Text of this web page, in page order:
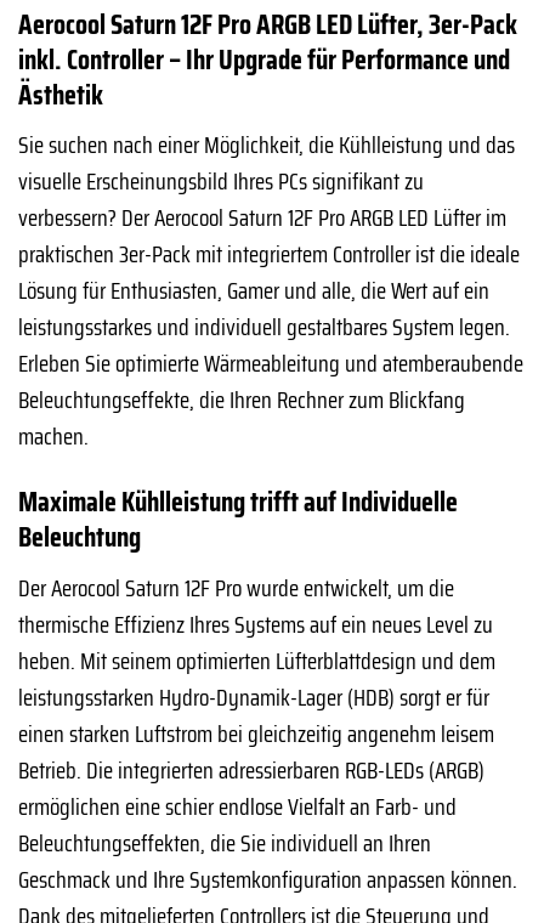
Aerocool Saturn 12F Pro ARGB LED Lüfter, 3er-Pack
inkl. Controller – Ihr Upgrade für Performance und
Ästhetik
Sie suchen nach einer Möglichkeit, die Kühlleistung und das
visuelle Erscheinungsbild Ihres PCs signifikant zu
verbessern? Der Aerocool Saturn 12F Pro ARGB LED Lüfter im
praktischen 3er-Pack mit integriertem Controller ist die ideale
Lösung für Enthusiasten, Gamer und alle, die Wert auf ein
leistungsstarkes und individuell gestaltbares System legen.
Erleben Sie optimierte Wärmeableitung und atemberaubende
Beleuchtungseffekte, die Ihren Rechner zum Blickfang
machen.
Maximale Kühlleistung trifft auf Individuelle
Beleuchtung
Der Aerocool Saturn 12F Pro wurde entwickelt, um die
thermische Effizienz Ihres Systems auf ein neues Level zu
heben. Mit seinem optimierten Lüfterblattdesign und dem
leistungsstarken Hydro-Dynamik-Lager (HDB) sorgt er für
einen starken Luftstrom bei gleichzeitig angenehm leisem
Betrieb. Die integrierten adressierbaren RGB-LEDs (ARGB)
ermöglichen eine schier endlose Vielfalt an Farb- und
Beleuchtungseffekten, die Sie individuell an Ihren
Geschmack und Ihre Systemkonfiguration anpassen können.
Dank des mitgelieferten Controllers ist die Steuerung und